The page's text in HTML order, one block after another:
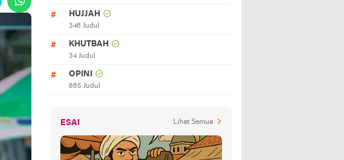
HUJJAH
346 Judul
KHUTBAH
34 Judul
OPINI
865 Judul
ESAI Lihat Semua